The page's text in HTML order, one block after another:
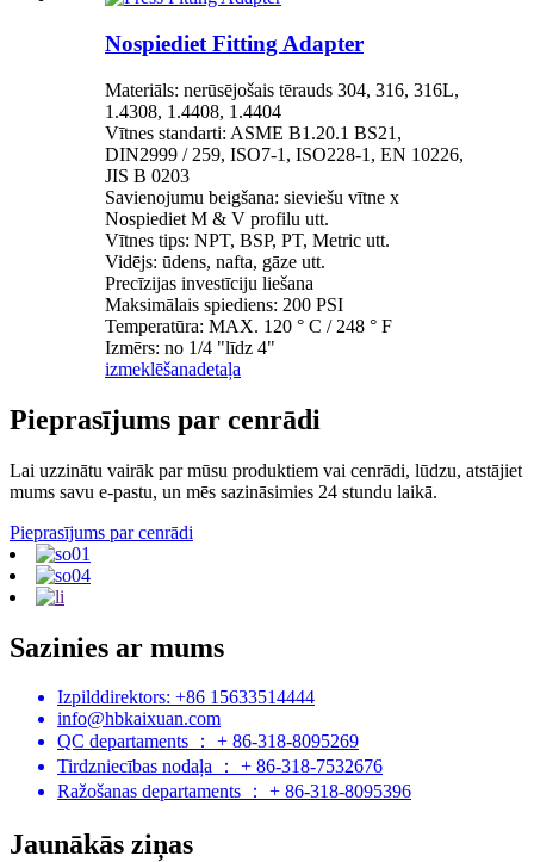
Nospiediet Fitting Adapter
Materiāls: nerūsējošais tērauds 304, 316, 316L,
1.4308, 1.4408, 1.4404
Vītnes standarti: ASME B1.20.1 BS21,
DIN2999 / 259, ISO7-1, ISO228-1, EN 10226,
JIS B 0203
Savienojumu beigšana: sieviešu vītne x
Nospiediet M & V profilu utt.
Vītnes tips: NPT, BSP, PT, Metric utt.
Vidējs: ūdens, nafta, gāze utt.
Precīzijas investīciju liešana
Maksimālais spiediens: 200 PSI
Temperatūra: MAX. 120 ° C / 248 ° F
Izmērs: no 1/4 "līdz 4"
izmeklēšanadetaļa
Pieprasījums par cenrādi
Lai uzzinātu vairāk par mūsu produktiem vai cenrādi, lūdzu, atstājiet
mums savu e-pastu, un mēs sazināsimies 24 stundu laikā.
Pieprasījums par cenrādi
Sazinies ar mums
Izpilddirektors: +86 15633514444
info@hbkaixuan.com
QC departaments ： + 86-318-8095269
Tirdzniecības nodaļa ： + 86-318-7532676
Ražošanas departaments ： + 86-318-8095396
Jaunākās ziņas